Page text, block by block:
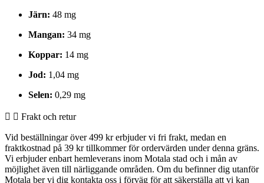
Järn: 48 mg
Mangan: 34 mg
Koppar: 14 mg
Jod: 1,04 mg
Selen: 0,29 mg
Frakt och retur
Vid beställningar över 499 kr erbjuder vi fri frakt, medan en
fraktkostnad på 39 kr tillkommer för ordervärden under denna gräns.
Vi erbjuder enbart hemleverans inom Motala stad och i mån av
möjlighet även till närliggande områden. Om du befinner dig utanför
Motala ber vi dig kontakta oss i förväg för att säkerställa att vi kan